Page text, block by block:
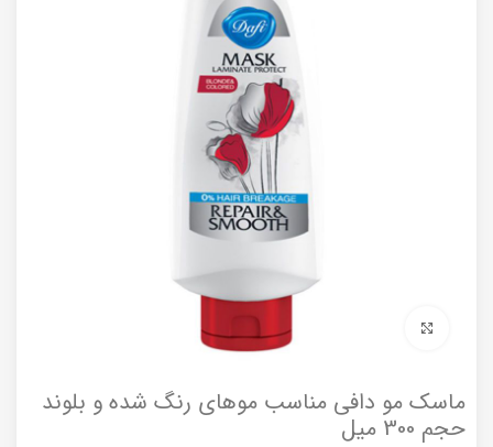
برای بزرگنمایی کلیک کنید
ماسک مو دافی مناسب موهای رنگ شده و بلوند
حجم 300 میل